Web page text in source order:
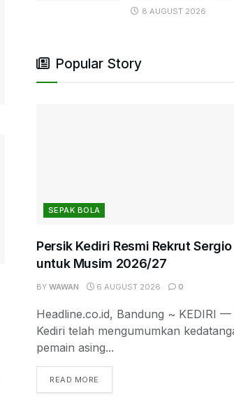
8 AUGUST 2026
Popular Story
SEPAK BOLA
Persik Kediri Resmi Rekrut
untuk Musim 2026/27
BY WAWAN 6 AUGUST 2026 0
Headline.co.id, Bandung ~ KEDIRI —
Kediri telah mengumumkan
pemain asing...
READ MORE